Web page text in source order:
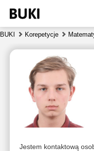
BUKI Korepetycje
Jestem kontaktową
8
9